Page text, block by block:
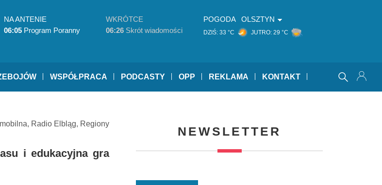
NA ANTENIE
06:05 Program Poranny
WKRÓTCE
06:26 Skrót wiadomości
POGODA OLSZTYN
DZIŚ: 33 °C JUTRO: 29 °C
WSPÓŁPRACA PODCASTY OPP REKLAMA KONTAKT
, Radio Elbląg, Regiony
i edukacyjna gra
NEWSLETTER